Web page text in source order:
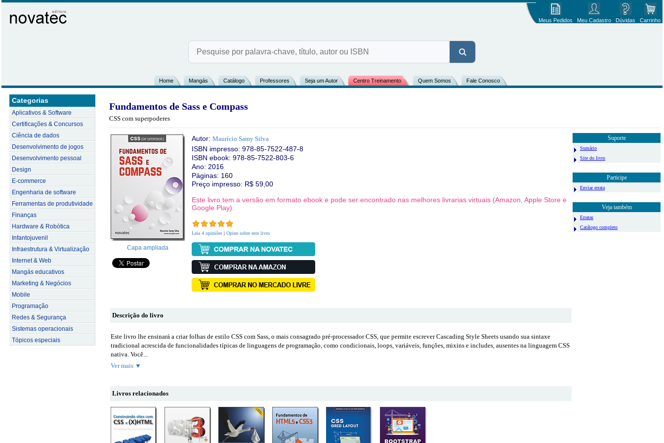
Meus Pedidos Meu Cadastro Dúvidas Carrinho
Home Mangás Catálogo Professores Seja um Autor Centro Treinamento Quem Somos Fale Conosco
Categorias
Aplicativos & Software
Certificações & Concursos
Ciência de dados
Desenvolvimento de jogos
Desenvolvimento pessoal
Design
E-commerce
Engenharia de software
Ferramentas de produtividade
Finanças
Hardware & Robótica
Infantojuvenil
Infraestrutura & Virtualização
Internet & Web
Mangás educativos
Marketing & Negócios
Mobile
Programação
Redes & Segurança
Sistemas operacionais
Tópicos especiais
Fundamentos de Sass e Compass
CSS com superpoderes
Capa ampliada
Autor: Maurício Samy Silva
ISBN impresso: 978-85-7522-487-8
ISBN ebook: 978-85-7522-803-6
Ano: 2016
Páginas: 160
Preço impresso: R$ 59,00
Este livro tem a versão em formato ebook e pode ser encontrado nas melhores livrarias virtuais (Amazon, Apple Store e
Google Play).
Leia 4 opiniões | Opine sobre este livro
Suporte
Sumário
Site do livro
Participe
Enviar errata
Veja também
Erratas
Catálogo completo
Descrição do livro
Este livro lhe ensinará a criar folhas de estilo CSS com Sass, o mais consagrado pré-processador CSS, que permite escrever Cascading Style Sheets usando sua sintaxe
tradicional acrescida de funcionalidades típicas de linguagens de programação, como condicionais, loops, variáveis, funções, mixins e includes, ausentes na linguagem CSS
nativa. Você...
Ver mais ▼
Livros relacionados